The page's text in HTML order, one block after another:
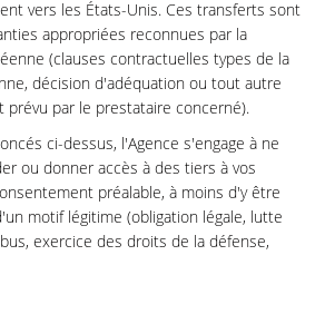
vers les États-Unis. Ces transferts sont
appropriées reconnues par la
(clauses contractuelles types de la
décision d'adéquation ou tout autre
prévu par le prestataire concerné).
ci-dessus, l'Agence s'engage à ne
ou donner accès à des tiers à vos
préalable, à moins d'y être
motif légitime (obligation légale, lutte
exercice des droits de la défense,